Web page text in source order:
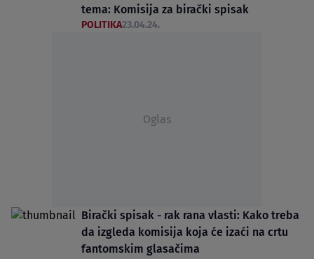
tema: Komisija za birački spisak
POLITIKA23.04.24.
Oglas
Birački spisak - rak rana vlasti: Kako treba
da izgleda komisija koja će izaći na crtu
fantomskim glasačima